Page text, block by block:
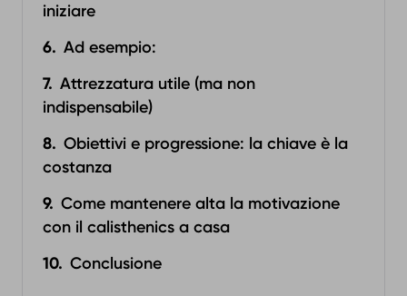
iniziare
Ad esempio:
Attrezzatura utile (ma non
indispensabile)
Obiettivi e progressione: la chiave è la
costanza
Come mantenere alta la motivazione
con il calisthenics a casa
Conclusione